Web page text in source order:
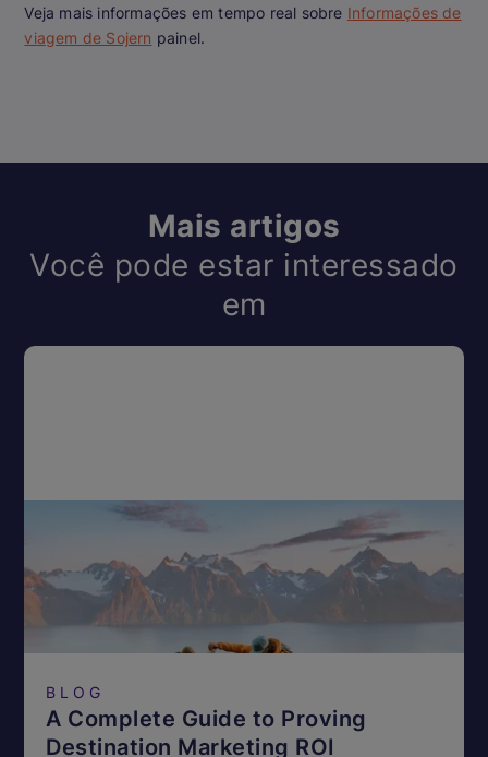
Veja mais informações em tempo real sobre Informações de
viagem de Sojern painel.
Mais artigos
Você pode estar interessado
em
BLOG
A Complete Guide to Proving
Destination Marketing ROI